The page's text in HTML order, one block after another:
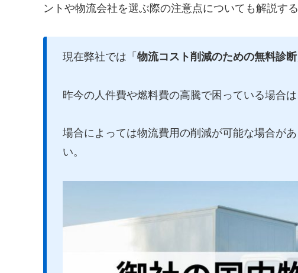
ントや物流会社を選ぶ際の注意点についても解説す
現在弊社では「 物流コスト削減のための無料診断
昨今の人件費や燃料費の高騰で困っている場合
場合によっては物流費用の削減が可能な場合が
い。